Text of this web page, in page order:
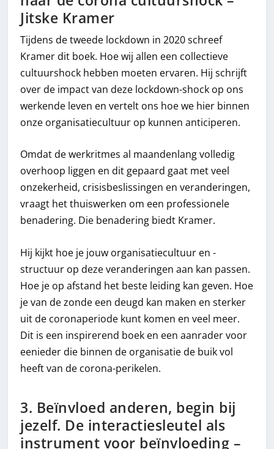
Jitske Kramer
Tijdens de tweede lockdown in 2020 schreef
Kramer dit boek. Hoe wij allen een collectieve
cultuurshock hebben moeten ervaren. Hij schrijft
over de impact van deze lockdown-shock op ons
werkende leven en vertelt ons hoe we hier binnen
onze organisatiecultuur op kunnen anticiperen.
Omdat de werkritmes al maandenlang volledig
overhoop liggen en dit gepaard gaat met veel
onzekerheid, crisisbeslissingen en veranderingen,
vraagt het thuiswerken om een professionele
benadering. Die benadering biedt Kramer.
Hij kijkt hoe je jouw organisatiecultuur en -
structuur op deze veranderingen aan kan passen.
Hoe je op afstand het beste leiding kan geven. Hoe
je van de zonde een deugd kan maken en sterker
uit de coronaperiode kunt komen en veel meer.
Dit is een inspirerend boek en een aanrader voor
eenieder die binnen de organisatie de buik vol
heeft van de corona-perikelen.
3. Beïnvloed anderen, begin bij
jezelf. De interactiesleutel als
instrument voor beïnvloeding –